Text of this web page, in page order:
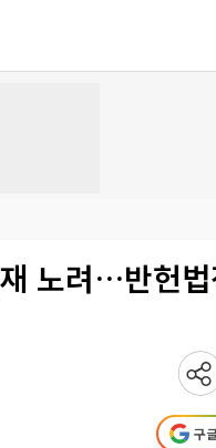
노려…반헌법
구